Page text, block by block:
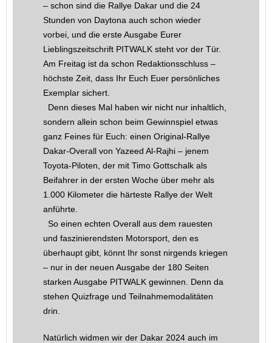
– schon sind die Rallye Dakar und die 24
Stunden von Daytona auch schon wieder
vorbei, und die erste Ausgabe Eurer
Lieblingszeitschrift PITWALK steht vor der Tür.
Am Freitag ist da schon Redaktionsschluss –
höchste Zeit, dass Ihr Euch Euer persönliches
Exemplar sichert.
Denn dieses Mal haben wir nicht nur inhaltlich,
sondern allein schon beim Gewinnspiel etwas
ganz Feines für Euch: einen Original-Rallye
Dakar-Overall von Yazeed Al-Rajhi – jenem
Toyota-Piloten, der mit Timo Gottschalk als
Beifahrer in der ersten Woche über mehr als
1.000 Kilometer die härteste Rallye der Welt
anführte.
So einen echten Overall aus dem rauesten
und faszinierendsten Motorsport, den es
überhaupt gibt, könnt Ihr sonst nirgends kriegen
– nur in der neuen Ausgabe der 180 Seiten
starken Ausgabe PITWALK gewinnen. Denn da
stehen Quizfrage und Teilnahmemodalitäten
drin.
Natürlich widmen wir der Dakar 2024 auch im